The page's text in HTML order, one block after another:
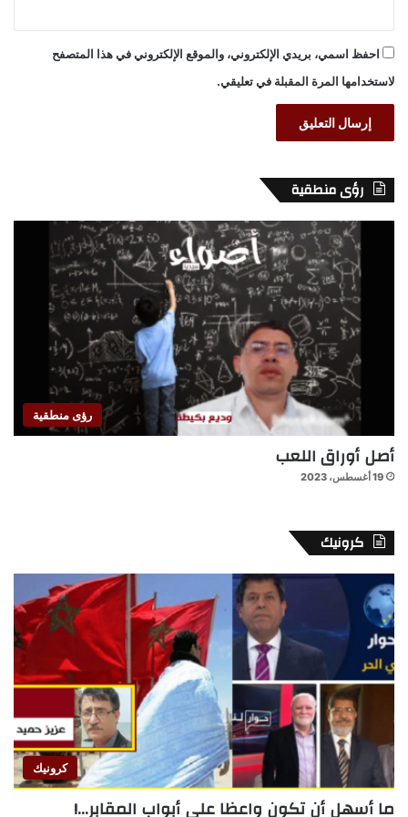
احفظ اسمي، بريدي الإلكتروني، والموقع الإلكتروني في هذا المتصفح
لاستخدامها المرة المقبلة في تعليقي.
رؤى منطقية
رؤى منطقية
أصل أوراق اللعب
19 أغسطس، 2023
كرونيك
كرونيك
ما أسهل أن تكون واعظا على أبواب المقابر…!